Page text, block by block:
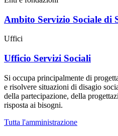
Ambito Servizio Sociale di
Uffici
Ufficio Servizi Sociali
Si occupa principalmente di
e risolvere situazioni di disagio
della partecipazione, della
risposta ai bisogni.
Tutta l'amministrazione